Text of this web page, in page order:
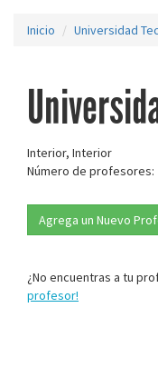
Inicio Universidad
Interior, Interior
Número de profesores:
Agrega un Nuevo
¿No encuentras a tu
profesor!